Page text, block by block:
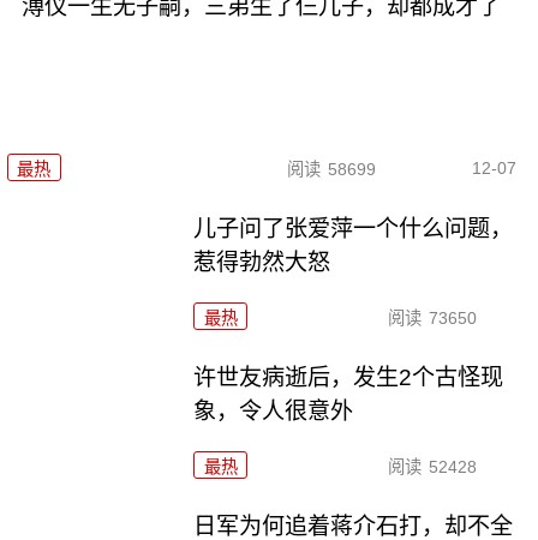
溥仪一生无子嗣，三弟生了仨儿子，却都成才了
最热 阅读 58699 12-07
儿子问了张爱萍一个什么问题，
惹得勃然大怒
最热 阅读 73650
许世友病逝后，发生2个古怪现
象，令人很意外
最热 阅读 52428
日军为何追着蒋介石打，却不全